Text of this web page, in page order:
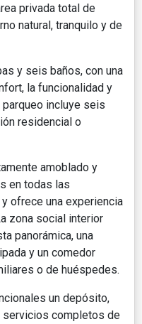
privada total de
natural, tranquilo y de
y seis baños, con una
la funcionalidad y
parqueo incluye seis
residencial o
amoblado y
en todas las
ofrece una experiencia
zona social interior
panorámica, una
y un comedor
o de huéspedes.
un depósito,
servicios completos de